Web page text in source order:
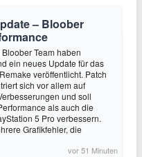
– Bloober
Team haben
ein neues Update für das
veröffentlicht. Patch
sich vor allem auf
und soll
als auch die
5 Pro verbessern.
Grafikfehler, die
vor 51 Minuten